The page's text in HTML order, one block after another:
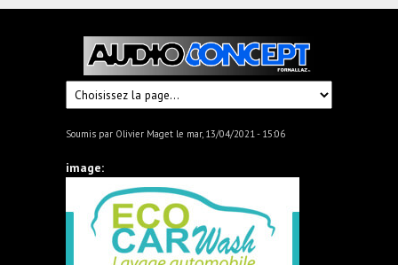
Audioconcept
Fornallaz
Soumis par Olivier Maget le mar, 13/04/2021 - 15:06
image: